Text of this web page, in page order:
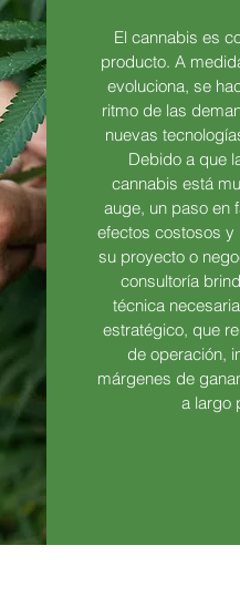
El cannabis es
producto. A
evoluciona, se
ritmo de las
nuevas
Debido a que
cannabis está
auge, un paso en
efectos costosos y
su proyecto o
consultoría
técnica
estratégico, que
de operación,
márgenes de
a largo